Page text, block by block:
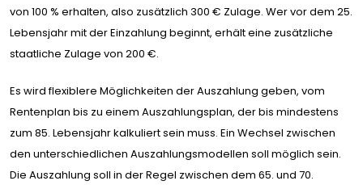
von 100 % erhalten, also zusätzlich 300 € Zulage. Wer vor dem 25.
Lebensjahr mit der Einzahlung beginnt, erhält eine zusätzliche
staatliche Zulage von 200 €.
Es wird flexiblere Möglichkeiten der Auszahlung geben, vom
Rentenplan bis zu einem Auszahlungsplan, der bis mindestens
zum 85. Lebensjahr kalkuliert sein muss. Ein Wechsel zwischen
den unterschiedlichen Auszahlungsmodellen soll möglich sein.
Die Auszahlung soll in der Regel zwischen dem 65. und 70.